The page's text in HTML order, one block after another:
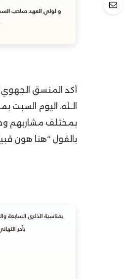
أكد المنسق الجهوي
الـله، اليوم
بمختلف مشاربهم
بالقول “هنا هون